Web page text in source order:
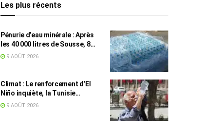
Les plus récents
Pénurie d’eau minérale : Après
les 40 000 litres de Sousse, 8
832 bouteilles saisies à Nabeul
9 AOÛT 2026
Climat : Le renforcement d’El
Niño inquiète, la Tunisie
concernée
9 AOÛT 2026